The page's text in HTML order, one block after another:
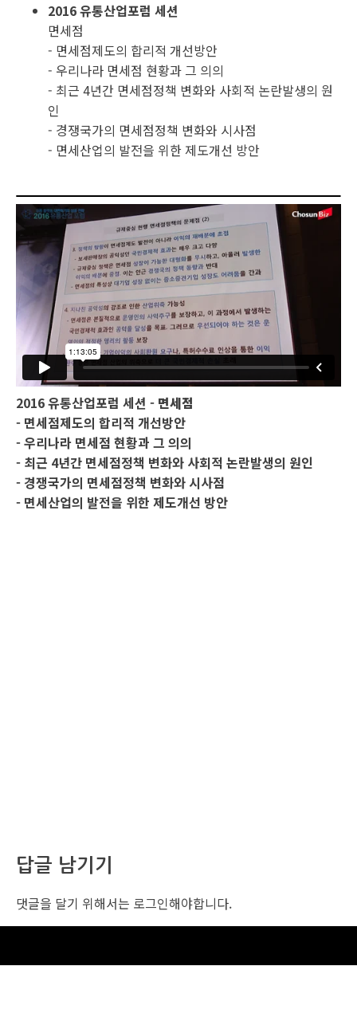
2016 유통산업포럼 세션
면세점
- 면세점제도의 합리적 개선방안
- 우리나라 면세점 현황과 그 의의
- 최근 4년간 면세점정책 변화와 사회적 논란발생의 원
인
- 경쟁국가의 면세점정책 변화와 시사점
- 면세산업의 발전을 위한 제도개선 방안
2016 유통산업포럼 세션 - 면세점
- 면세점제도의 합리적 개선방안
- 우리나라 면세점 현황과 그 의의
- 최근 4년간 면세점정책 변화와 사회적 논란발생의 원인
- 경쟁국가의 면세점정책 변화와 시사점
- 면세산업의 발전을 위한 제도개선 방안
답글 남기기
댓글을 달기 위해서는 로그인해야합니다.